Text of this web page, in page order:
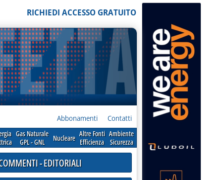
RICHIEDI ACCESSO GRATUITO
Abbonamenti Contatti
Gas Naturale
GPL - GNL
Nucleare Altre Fonti
Efficienza
Ambiente
Sicurezza
- EDITORIALI